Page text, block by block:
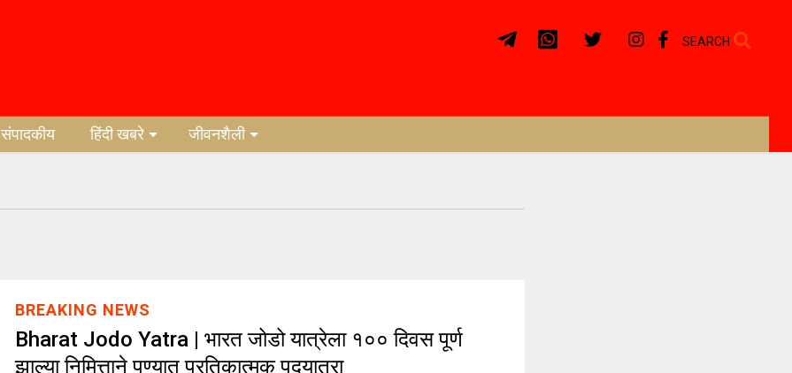
SEARCH
संपादकीय हिंदी खबरे जीवनशैली
BREAKING NEWS
Bharat Jodo Yatra | भारत जोडो यात्रेला १०० दिवस पूर्ण
झाल्या निमित्ताने पुण्यात प्रतिकात्मक पदयात्रा